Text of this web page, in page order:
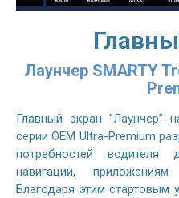
Лаунчер SMARTY
Главный экран "Лаунчер"
серии OEM Ultra-Premium
потребностей
навигации,
Благодаря этим стартовым